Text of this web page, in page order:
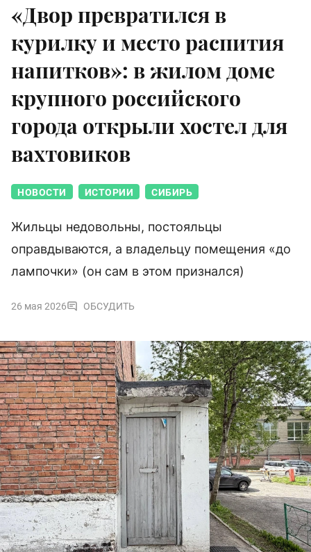
«Двор превратился в
курилку и место распития
напитков»: в жилом доме
крупного российского
города открыли хостел для
вахтовиков
НОВОСТИ ИСТОРИИ СИБИРЬ
Жильцы недовольны, постояльцы
оправдываются, а владельцу помещения «до
лампочки» (он сам в этом признался)
26 мая 2026 ОБСУДИТЬ